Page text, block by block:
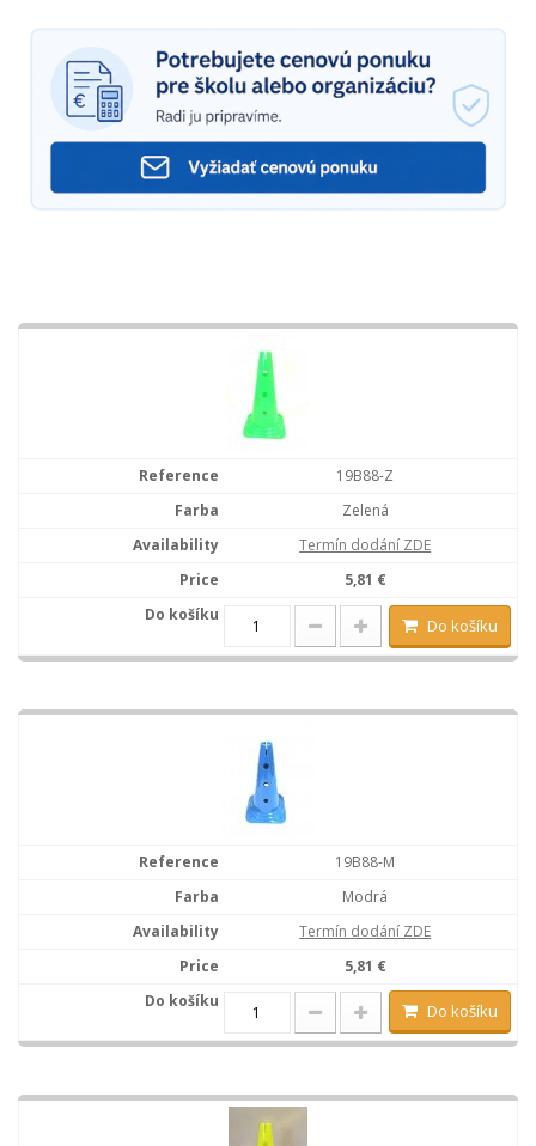
19B88-Z
Zelená
Termín dodání ZDE
5,81 €
Do košíku
19B88-M
Modrá
Termín dodání ZDE
5,81 €
Do košíku